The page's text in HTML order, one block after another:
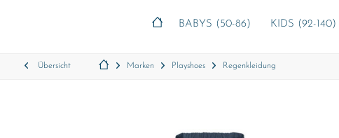
BABYS (50-86) KIDS (92-140)
Übersicht Marken Playshoes Regenkleidung